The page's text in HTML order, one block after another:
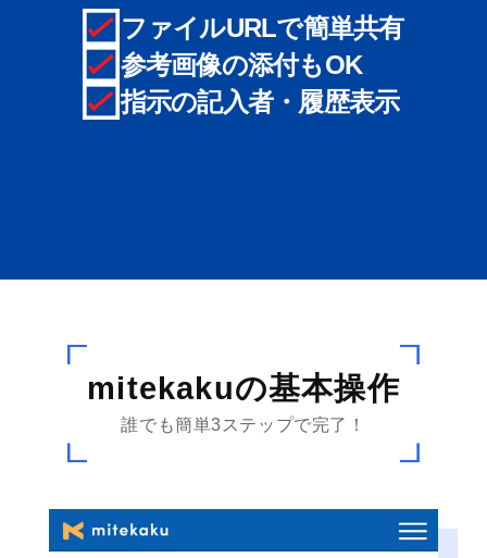
ファイルURLで簡単共有
参考画像の添付もOK
指示の記入者・履歴表示
mitekakuの基本操作
誰でも簡単3ステップで完了！